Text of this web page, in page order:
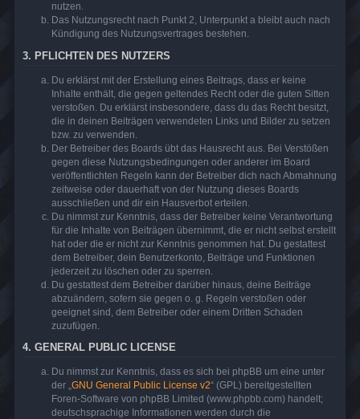
nutzen.
Das Nutzungsrecht nach Punkt 2, Unterpunkt a bleibt auch nach
Kündigung des Nutzungsvertrages bestehen.
3. PFLICHTEN DES NUTZERS
Du erklärst mit der Erstellung eines Beitrags, dass er keine
Inhalte enthält, die gegen geltendes Recht oder die guten Sitten
verstoßen. Du erklärst insbesondere, dass du das Recht besitzt,
die in deinen Beiträgen verwendeten Links und Bilder zu setzen
bzw. zu verwenden.
Der Betreiber des Boards übt das Hausrecht aus. Bei Verstößen
gegen diese Nutzungsbedingungen oder anderer im Board
veröffentlichten Regeln kann der Betreiber dich nach Abmahnung
zeitweise oder dauerhaft von der Nutzung dieses Boards
ausschließen und dir ein Hausverbot erteilen.
Du nimmst zur Kenntnis, dass der Betreiber keine Verantwortung
für die Inhalte von Beiträgen übernimmt, die er nicht selbst erstellt
hat oder die er nicht zur Kenntnis genommen hat. Du gestattest
dem Betreiber, dein Benutzerkonto, Beiträge und Funktionen
jederzeit zu löschen oder zu sperren.
Du gestattest dem Betreiber darüber hinaus, deine Beiträge
abzuändern, sofern sie gegen o. g. Regeln verstoßen oder
geeignet sind, dem Betreiber oder einem Dritten Schaden
zuzufügen.
4. GENERAL PUBLIC LICENSE
Du nimmst zur Kenntnis, dass es sich bei phpBB um eine unter
der „GNU General Public License v2“ (GPL) bereitgestellten
Foren-Software von phpBB Limited (www.phpbb.com) handelt;
deutschsprachige Informationen werden durch die